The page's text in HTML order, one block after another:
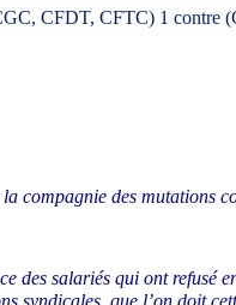
CFDT, CFTC) 1 contre
compagnie des mutations
des salariés qui ont refusé
syndicales, que l’on doit